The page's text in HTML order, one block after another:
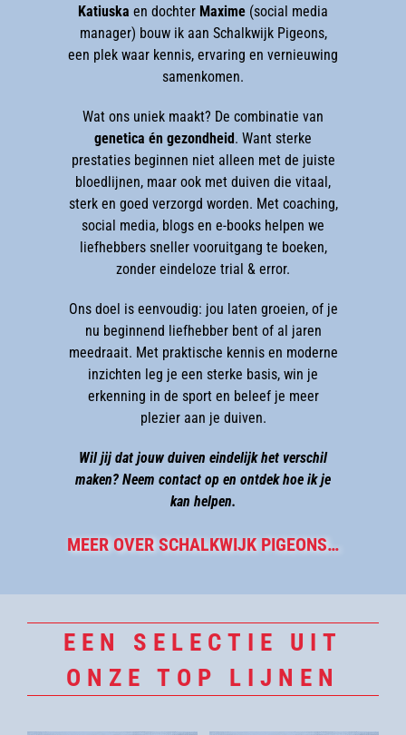
Katiuska en dochter Maxime (social media
manager) bouw ik aan Schalkwijk Pigeons,
een plek waar kennis, ervaring en vernieuwing
samenkomen.
Wat ons uniek maakt? De combinatie van
genetica én gezondheid. Want sterke
prestaties beginnen niet alleen met de juiste
bloedlijnen, maar ook met duiven die vitaal,
sterk en goed verzorgd worden. Met coaching,
social media, blogs en e-books helpen we
liefhebbers sneller vooruitgang te boeken,
zonder eindeloze trial & error.
Ons doel is eenvoudig: jou laten groeien, of je
nu beginnend liefhebber bent of al jaren
meedraait. Met praktische kennis en moderne
inzichten leg je een sterke basis, win je
erkenning in de sport en beleef je meer
plezier aan je duiven.
Wil jij dat jouw duiven eindelijk het verschil
maken? Neem contact op en ontdek hoe ik je
kan helpen.
MEER OVER SCHALKWIJK PIGEONS…
EEN SELECTIE UIT
ONZE TOP LIJNEN